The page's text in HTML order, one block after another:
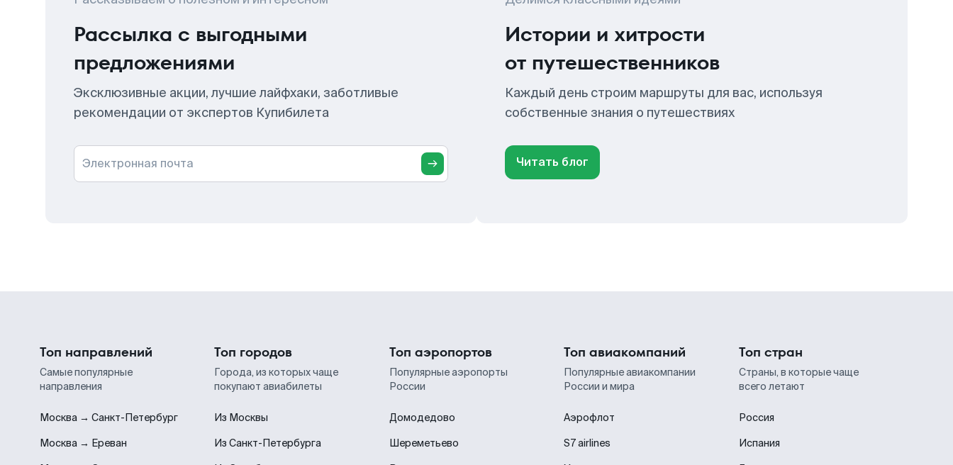
Рассылка с выгодными
предложениями
Эксклюзивные акции, лучшие лайфхаки, заботливые
рекомендации от экспертов Купибилета
Электронная почта
Истории и хитрости
от путешественников
Каждый день строим маршруты для вас, используя
собственные знания о путешествиях
Читать блог
Топ направлений
Самые популярные
направления
Москва → Санкт-Петербург
Москва → Ереван
Топ городов
Города, из которых чаще
покупают авиабилеты
Из Москвы
Из Санкт-Петербурга
Топ аэропортов
Популярные аэропорты
России
Домодедово
Шереметьево
Топ авиакомпаний
Популярные авиакомпании
России и мира
Аэрофлот
S7 airlines
Топ стран
Страны, в которые чаще
всего летают
Россия
Испания